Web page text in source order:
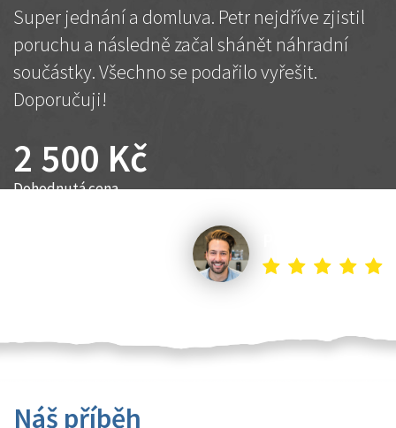
Super jednání a domluva. Petr nejdříve zjistil
poruchu a následně začal shánět náhradní
součástky. Všechno se podařilo vyřešit.
Doporučuji!
2 500 Kč
Dohodnutá cena
Náš příběh